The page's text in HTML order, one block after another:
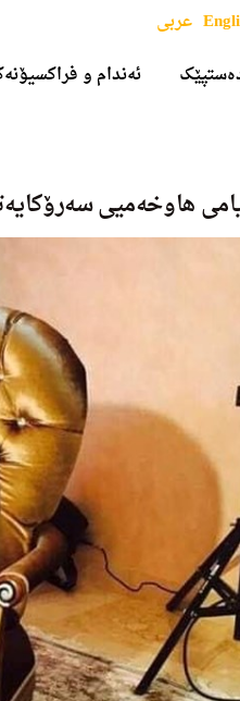
ئەندام و
عربی
هاوخەمیی